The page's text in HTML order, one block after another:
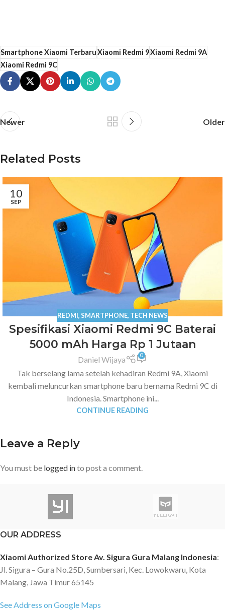
Smartphone Xiaomi TerbaruXiaomi Redmi 9Xiaomi Redmi 9A
Xiaomi Redmi 9C
Newer Older
Related Posts
10
SEP
REDMI, SMARTPHONE, TECH NEWS
Spesifikasi Xiaomi Redmi 9C Baterai
5000 mAh Harga Rp 1 Jutaan
Daniel Wijaya 0
Tak berselang lama setelah kehadiran Redmi 9A, Xiaomi
kembali meluncurkan smartphone baru bernama Redmi 9C di
Indonesia. Smartphone ini...
CONTINUE READING
Leave a Reply
You must be logged into post a comment.
OUR ADDRESS
Xiaomi Authorized Store Av. Sigura Gura Malang Indonesia:
Jl. Sigura – Gura No.25D, Sumbersari, Kec. Lowokwaru, Kota
Malang, Jawa Timur 65145
See Address on Google Maps